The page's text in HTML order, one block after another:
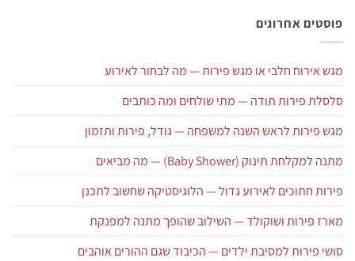
פוסטים אחרונים
מגש אירוח חלבי או מגש פירות — מה לבחור לאירוע
סלסלת פירות תודה — מתי שולחים ומה כותבים
מגש פירות לראש השנה למשפחה — גודל, פירות ותזמון
מתנה למקלחת תינוק (Baby Shower) — מה מביאים
פירות חתוכים לאירוע גדול — הלוגיסטיקה שחשוב לתכנן
מארז פירות ושוקולד — השילוב שהופך מתנה למפנקת
סושי פירות למסיבת ילדים — הכיבוד שגם ההורים אוהבים